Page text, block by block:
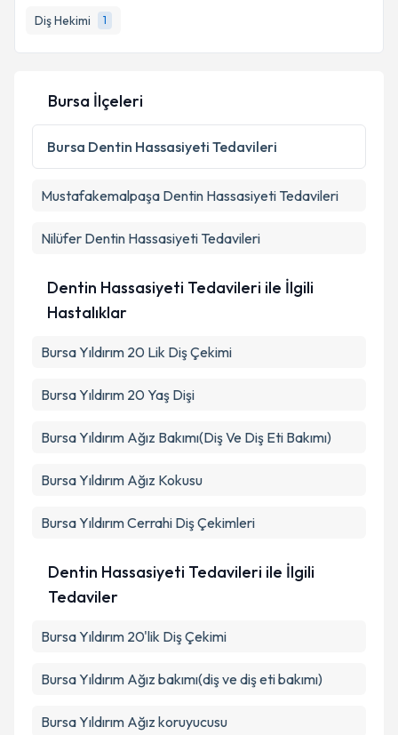
Diş Hekimi
1
Bursa İlçeleri
Bursa Dentin Hassasiyeti Tedavileri
Mustafakemalpaşa Dentin Hassasiyeti Tedavileri
Nilüfer Dentin Hassasiyeti Tedavileri
Dentin Hassasiyeti Tedavileri ile İlgili
Hastalıklar
Bursa Yıldırım 20 Lik Diş Çekimi
Bursa Yıldırım 20 Yaş Dişi
Bursa Yıldırım Ağız Bakımı(Diş Ve Diş Eti Bakımı)
Bursa Yıldırım Ağız Kokusu
Bursa Yıldırım Cerrahi Diş Çekimleri
Dentin Hassasiyeti Tedavileri ile İlgili
Tedaviler
Bursa Yıldırım 20'lik Diş Çekimi
Bursa Yıldırım Ağız bakımı(diş ve diş eti bakımı)
Bursa Yıldırım Ağız koruyucusu